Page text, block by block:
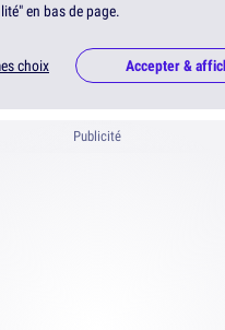
en bas de page.
choix Accepter &
Publicité